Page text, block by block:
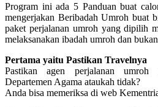
Program ini ada 5 Panduan buat
mengerjakan Beribadah Umroh buat
paket perjalanan umroh yang dipilih
melaksanakan ibadah umroh dan
Pertama yaitu Pastikan Travelnya
Pastikan agen perjalanan
Departemen Agama ataukah tidak?
Anda bisa memeriksa di web